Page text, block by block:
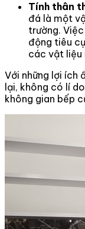
Tính thân
đá là một
trường.
động tiêu
các vật liệu
Với những lợi ích
lại, không có lí
không gian bếp